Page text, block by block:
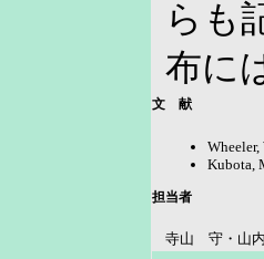
らも
布に
文 献
Kubota,
担当者
寺山 守・山